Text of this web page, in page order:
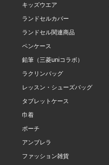
キッズウエア
ランドセルカバー
ランドセル関連商品
ペンケース
鉛筆（三菱uniコラボ）
ラクリンバッグ
レッスン・シューズバッグ
タブレットケース
巾着
ポーチ
アンブレラ
ファッション雑貨